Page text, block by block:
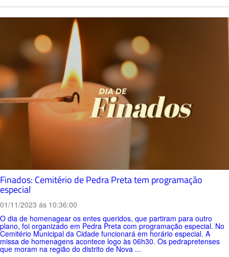
Finados: Cemitério de Pedra Preta tem programação
especial
01/11/2023 ás 10:36:00
O dia de homenagear os entes queridos, que partiram para outro
plano, foi organizado em Pedra Preta com programação especial. No
Cemitério Municipal da Cidade funcionará em horário especial. A
missa de homenagens acontece logo às 06h30. Os pedrapretenses
que moram na região do distrito de Nova ...